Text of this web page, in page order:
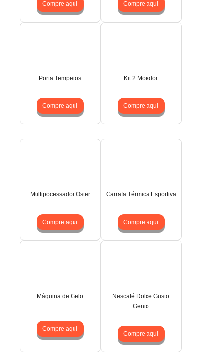
Compre aqui Compre aqui
Porta Temperos
Compre aqui
Kit 2 Moedor
Compre aqui
Multipocessador Oster
Compre aqui
Garrafa Térmica Esportiva
Compre aqui
Máquina de Gelo
Compre aqui
Nescafé Dolce Gusto
Genio
Compre aqui